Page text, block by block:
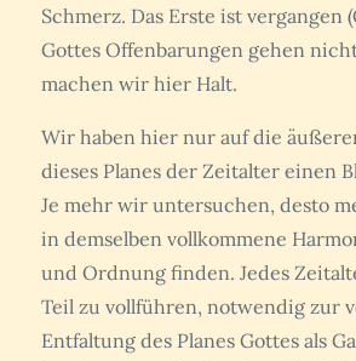
Schmerz. Das Erste ist vergangen
Gottes Offenbarungen gehen
machen wir hier Halt.
Wir haben hier nur auf die
dieses Planes der Zeitalter einen
Je mehr wir untersuchen, desto
in demselben vollkommene
und Ordnung finden. Jedes
Teil zu vollführen, notwendig zur
Entfaltung des Planes Gottes als